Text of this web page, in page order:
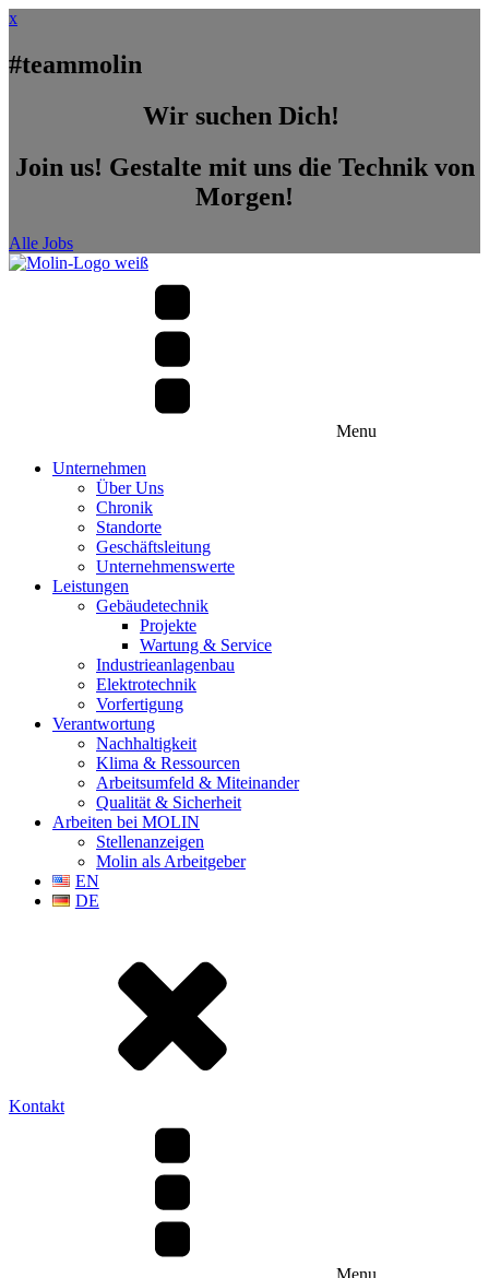
x
#teammolin
Wir suchen Dich!
Join us! Gestalte mit uns die Technik von
Morgen!
Alle Jobs
Menu
Unternehmen
Über Uns
Chronik
Standorte
Geschäftsleitung
Unternehmenswerte
Leistungen
Gebäudetechnik
Projekte
Wartung & Service
Industrieanlagenbau
Elektrotechnik
Vorfertigung
Verantwortung
Nachhaltigkeit
Klima & Ressourcen
Arbeitsumfeld & Miteinander
Qualität & Sicherheit
Arbeiten bei MOLIN
Stellenanzeigen
Molin als Arbeitgeber
EN
DE
Kontakt
Menu